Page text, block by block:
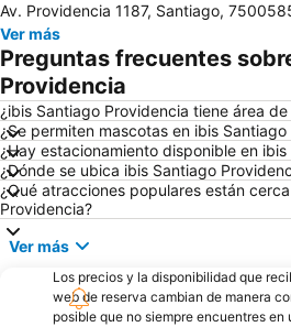
Barrio Lastarria
La Parva
El Colorado
Barrio Bellavista
Centro Comercial Mall del Centro
Av. Providencia 1187, Santiago,
Ver más
Preguntas frecuentes
Providencia
¿ibis Santiago Providencia tiene área
¿Se permiten mascotas en ibis
¿Hay estacionamiento disponible en
¿Dónde se ubica ibis Santiago
¿Qué atracciones populares están
Providencia?
Ver más
Los precios y la disponibilidad que
web de reserva cambian de manera
posible que no siempre encuentres en